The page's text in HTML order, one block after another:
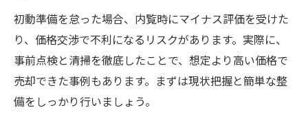
き点
マンション売却で後悔しないための実践ステッ
プ
中古マンション売却で後悔しない流れを把
握
初動準備を怠った場合、内覧時にマイナス評価を受けた
り、価格交渉で不利になるリスクがあります。実際に、
事前点検と清掃を徹底したことで、想定より高い価格で
売却できた事例もあります。まずは現状把握と簡単な整
備をしっかり行いましょう。